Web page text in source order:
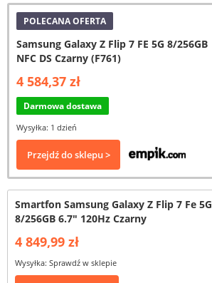
POLECANA OFERTA
Samsung Galaxy Z Flip 7 FE 5G 8/256GB
NFC DS Czarny (F761)
4 584,37 zł
Darmowa dostawa
Wysyłka: 1 dzień
Przejdź do sklepu >
Smartfon Samsung Galaxy Z Flip 7 Fe 5G
8/256GB 6.7" 120Hz Czarny
4 849,99 zł
Wysyłka: Sprawdź w sklepie